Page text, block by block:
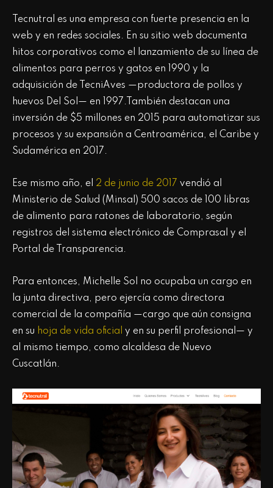
Tecnutral es una empresa con fuerte presencia en la
web y en redes sociales. En su sitio web documenta
hitos corporativos como el lanzamiento de su línea de
alimentos para perros y gatos en 1990 y la
adquisición de TecniAves —productora de pollos y
huevos Del Sol— en 1997.También destacan una
inversión de $5 millones en 2015 para automatizar sus
procesos y su expansión a Centroamérica, el Caribe y
Sudamérica en 2017.
Ese mismo año, el 2 de junio de 2017 vendió al
Ministerio de Salud (Minsal) 500 sacos de 100 libras
de alimento para ratones de laboratorio, según
registros del sistema electrónico de Comprasal y el
Portal de Transparencia.
Para entonces, Michelle Sol no ocupaba un cargo en
la junta directiva, pero ejercía como directora
comercial de la compañía —cargo que aún consigna
en su hoja de vida oficial y en su perfil profesional— y
al mismo tiempo, como alcaldesa de Nuevo
Cuscatlán.